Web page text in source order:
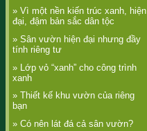
» Vì một nền kiến trúc xanh, hiện
đại, đậm bản sắc dân tộc
» Sân vườn hiện đại nhưng đầy
tính riêng tư
» Lớp vỏ “xanh” cho công trình
xanh
» Thiết kế khu vườn của riêng
bạn
» Có nên lát đá cả sân vườn?